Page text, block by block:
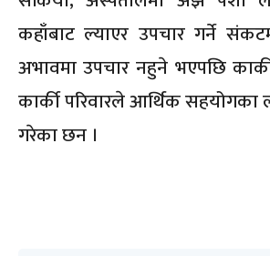
कहाँबाट ल्याएर उपचार गर्ने
अभावमा उपचार नहुने भएपछि
कार्की परिवारले आर्थिक
गरेका छन ।